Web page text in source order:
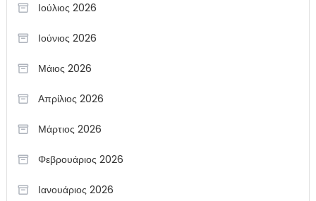
Ιούλιος 2026
Ιούνιος 2026
Μάιος 2026
Απρίλιος 2026
Μάρτιος 2026
Φεβρουάριος 2026
Ιανουάριος 2026